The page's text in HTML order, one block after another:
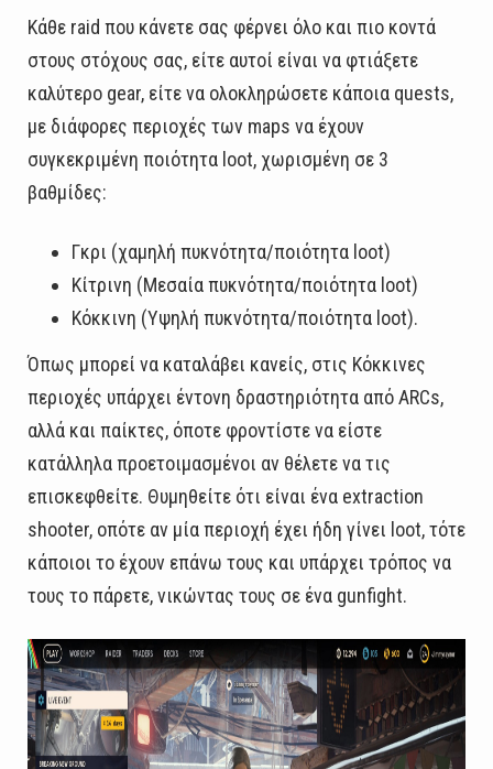
Κάθε raid που κάνετε σας φέρνει όλο και πιο κοντά
στους στόχους σας, είτε αυτοί είναι να φτιάξετε
καλύτερο gear, είτε να ολοκληρώσετε κάποια quests,
με διάφορες περιοχές των maps να έχουν
συγκεκριμένη ποιότητα loot, χωρισμένη σε 3
βαθμίδες:
Γκρι (χαμηλή πυκνότητα/ποιότητα loot)
Κίτρινη (Μεσαία πυκνότητα/ποιότητα loot)
Κόκκινη (Υψηλή πυκνότητα/ποιότητα loot).
Όπως μπορεί να καταλάβει κανείς, στις Κόκκινες
περιοχές υπάρχει έντονη δραστηριότητα από ARCs,
αλλά και παίκτες, όποτε φροντίστε να είστε
κατάλληλα προετοιμασμένοι αν θέλετε να τις
επισκεφθείτε. Θυμηθείτε ότι είναι ένα extraction
shooter, οπότε αν μία περιοχή έχει ήδη γίνει loot, τότε
κάποιοι το έχουν επάνω τους και υπάρχει τρόπος να
τους το πάρετε, νικώντας τους σε ένα gunfight.